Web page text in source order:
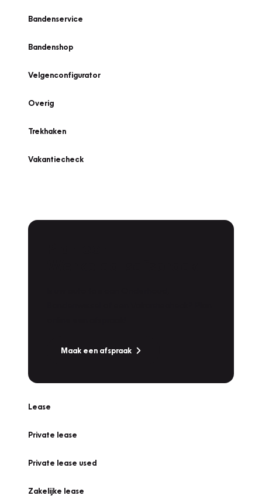
Bandenservice
Bandenshop
Velgenconfigurator
Overig
Trekhaken
Vakantiecheck
Maak een afspraak
Lease
Private lease
Private lease used
Zakelijke lease